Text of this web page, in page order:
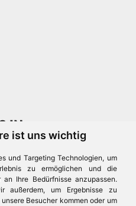
ist uns wichtig
und Targeting Technologien, um
zu ermöglichen und die
Ihre Bedürfnisse anzupassen.
außerdem, um Ergebnisse zu
Besucher kommen oder um
IN